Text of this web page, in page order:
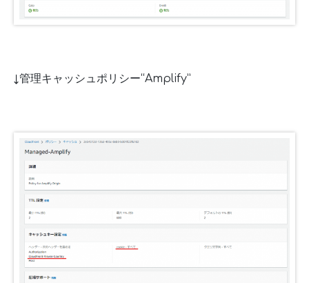
↓管理キャッシュポリシー“Amplify”